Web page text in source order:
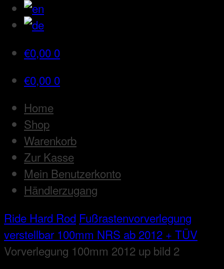
€0,00 0
€0,00 0
Home
Shop
Warenkorb
Zur Kasse
Mein Benutzerkonto
Händlerzugang
Ride Hard Rod Fußrastenvorverlegung
verstellbar 100mm NRS ab 2012 + TÜV
Vorverlegung 100mm 2012 up bild 2